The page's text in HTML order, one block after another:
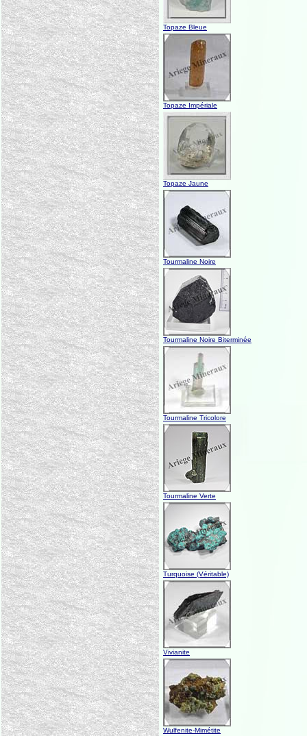
Topaze Bleue
Topaze Impériale
Topaze Jaune
Tourmaline Noire
Tourmaline Noire Biterminée
Tourmaline Tricolore
Tourmaline Verte
Turquoise (Véritable)
Vivianite
Wulfenite-Mimétite